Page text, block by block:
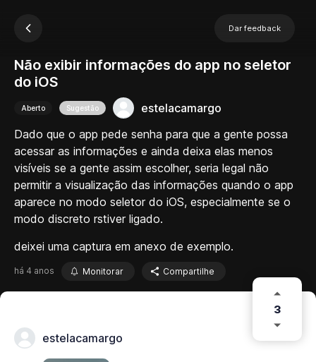
Dar feedback
Não exibir informações do app no seletor
do iOS
Aberto Sugestão
estelacamargo
Dado que o app pede senha para que a gente possa
acessar as informações e ainda deixa elas menos
visíveis se a gente assim escolher, seria legal não
permitir a visualização das informações quando o app
aparece no modo seletor do iOS, especialmente se o
modo discreto rstiver ligado.
deixei uma captura em anexo de exemplo.
há 4 anos Monitorar Compartilhe
3
estelacamargo